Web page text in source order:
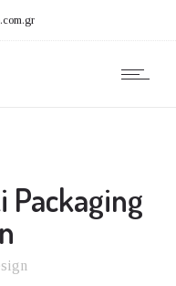
Packaging